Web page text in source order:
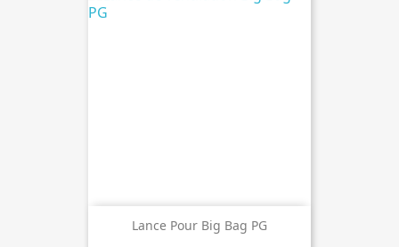
Lance Pour Big Bag PG